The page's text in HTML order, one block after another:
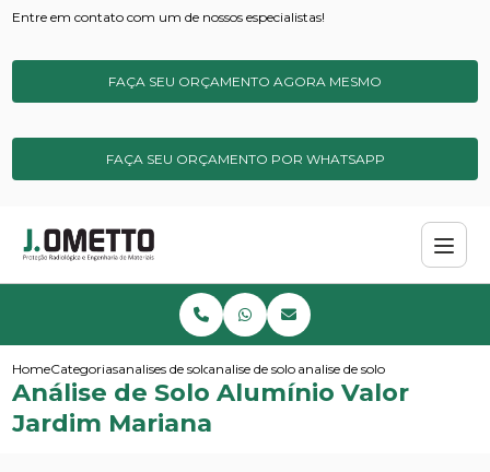
Entre em contato com um de nossos especialistas!
FAÇA SEU ORÇAMENTO AGORA MESMO
FAÇA SEU ORÇAMENTO POR WHATSAPP
HomeCategoriasanalises de solos e sedimentos
analise de solo simplesanalise de solo aluminio valor
Análise de Solo Alumínio Valor
Jardim Mariana